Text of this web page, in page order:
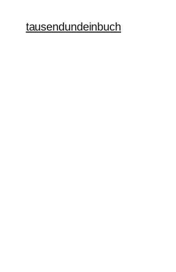
tausendundeinbuch